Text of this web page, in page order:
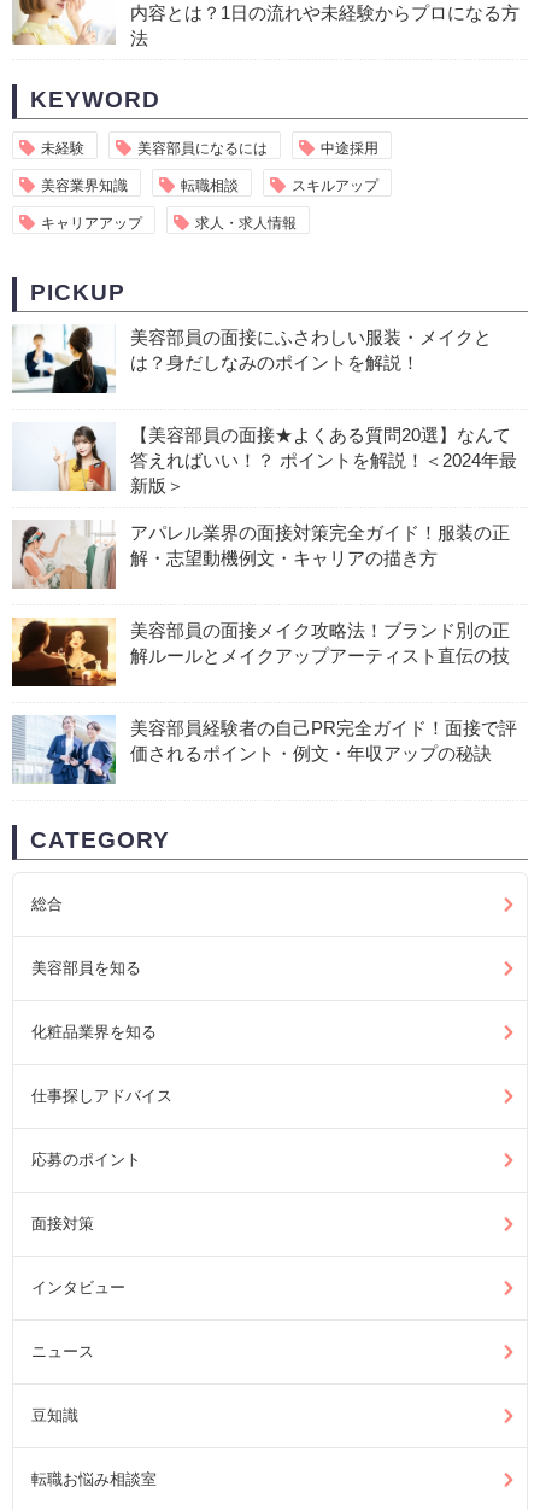
内容とは？1日の流れや未経験からプロになる方
法
KEYWORD
未経験 美容部員になるには 中途採用
美容業界知識 転職相談 スキルアップ
キャリアアップ 求人・求人情報
PICKUP
美容部員の面接にふさわしい服装・メイクと
は？身だしなみのポイントを解説！
【美容部員の面接★よくある質問20選】なんて
答えればいい！？ ポイントを解説！＜2024年最
新版＞
アパレル業界の面接対策完全ガイド！服装の正
解・志望動機例文・キャリアの描き方
美容部員の面接メイク攻略法！ブランド別の正
解ルールとメイクアップアーティスト直伝の技
美容部員経験者の自己PR完全ガイド！面接で評
価されるポイント・例文・年収アップの秘訣
CATEGORY
総合
美容部員を知る
化粧品業界を知る
仕事探しアドバイス
応募のポイント
面接対策
インタビュー
ニュース
豆知識
転職お悩み相談室